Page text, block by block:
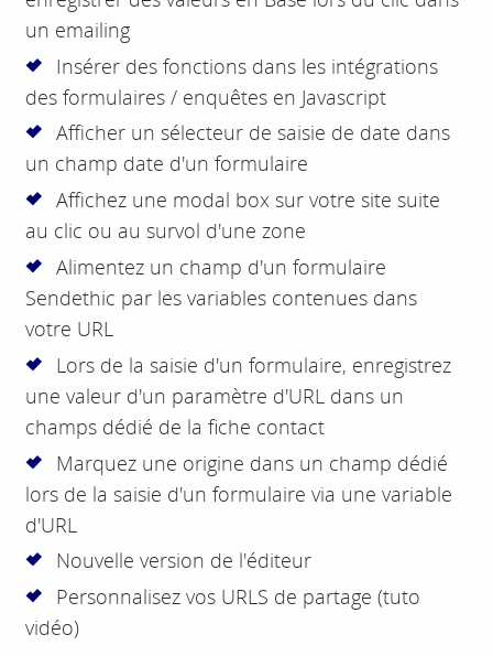
un emailing
Insérer des fonctions dans les intégrations
des formulaires / enquêtes en Javascript
Afficher un sélecteur de saisie de date dans
un champ date d'un formulaire
Affichez une modal box sur votre site suite
au clic ou au survol d'une zone
Alimentez un champ d'un formulaire
Sendethic par les variables contenues dans
votre URL
Lors de la saisie d'un formulaire, enregistrez
une valeur d'un paramètre d'URL dans un
champs dédié de la fiche contact
Marquez une origine dans un champ dédié
lors de la saisie d'un formulaire via une variable
d'URL
Nouvelle version de l'éditeur
Personnalisez vos URLS de partage (tuto
vidéo)